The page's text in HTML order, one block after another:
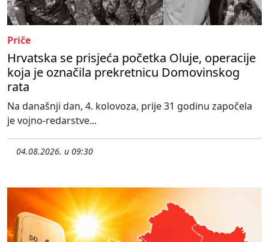
Priče
Hrvatska se prisjeća početka Oluje, operacije
koja je označila prekretnicu Domovinskog
rata
Na današnji dan, 4. kolovoza, prije 31 godinu započela
je vojno-redarstve...
04.08.2026. u 09:30